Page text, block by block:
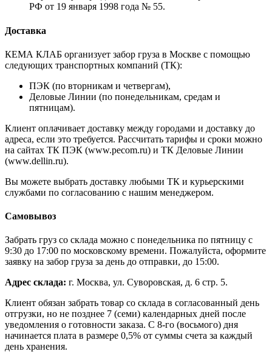
РФ от 19 января 1998 года № 55.
Доставка
КЕМА КЛАБ организует забор груза в Москве с помощью
следующих транспортных компаний (ТК):
ПЭК (по вторникам и четвергам),
Деловые Линии (по понедельникам, средам и
пятницам).
Клиент оплачивает доставку между городами и доставку до
адреса, если это требуется. Рассчитать тарифы и сроки можно
на сайтах ТК ПЭК (www.pecom.ru) и ТК Деловые Линии
(www.dellin.ru).
Вы можете выбрать доставку любыми ТК и курьерскими
службами по согласованию с нашим менеджером.
Самовывоз
Забрать груз со склада можно с понедельника по пятницу с
9:30 до 17:00 по московскому времени. Пожалуйста, оформите
заявку на забор груза за день до отправки, до 15:00.
Адрес склада: г. Москва, ул. Суворовская, д. 6 стр. 5.
Клиент обязан забрать товар со склада в согласованный день
отгрузки, но не позднее 7 (семи) календарных дней после
уведомления о готовности заказа. С 8-го (восьмого) дня
начинается плата в размере 0,5% от суммы счета за каждый
день хранения.